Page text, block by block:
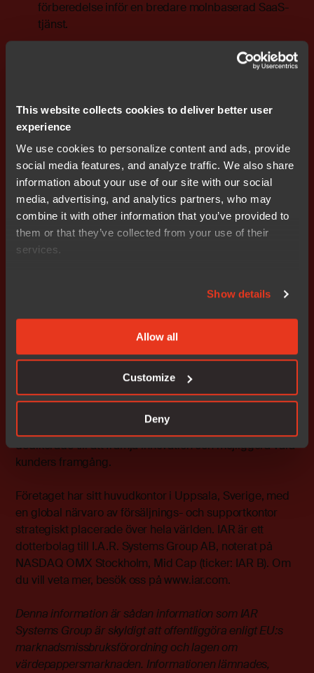
This website collects cookies to deliver better user
experience
We use cookies to personalize content and ads, provide
social media features, and analyze traffic. We also share
information about your use of our site with our social
media, advertising, and analytics partners, who may
combine it with other information that you’ve provided to
them or that they’ve collected from your use of their
services.
Show details
Allow all
Customize
Deny
förberedelse inför en bredare molnbaserad SaaS-
tjänst.
Cambridge, vilken beräknas ge årliga
kostnadsbesparingar om ca 27 MSEK.
Kontaktperson IR
Hanna Laurentz, Head of Corporate Communications,
Tel: +46 18 16 78 00 E-mail:investorrelations@iar.com
Om IAR
vilket möjliggör för företag världen över att skapa säkra
säkerställa kvalitet, säkerhet, tillförlitlighet och
effektivitet i utvecklingen av över en miljon inbyggda
applikationer för ett brett spektrum av industrier,
inklusive fordonsindustrin, industriell automation, IoT,
medicinteknik, militär och publik säkerhet. Med stöd för
15 000 enheter från över 70 halvledarpartners är vi
dedikerade till att främja innovation och möjliggöra våra
kunders framgång.
Företaget har sitt huvudkontor i Uppsala, Sverige, med
en global närvaro av försäljnings- och supportkontor
strategiskt placerade över hela världen. IAR är ett
dotterbolag till I.A.R. Systems Group AB, noterat på
NASDAQ OMX Stockholm, Mid Cap (ticker: IAR B). Om
du vill veta mer, besök oss påwww.iar.com.
Denna information är sådan information som IAR
Systems Group är skyldigt att offentliggöra enligt EU:s
marknadsmissbruksförordning och lagen om
värdepappersmarknaden. Informationen lämnades,